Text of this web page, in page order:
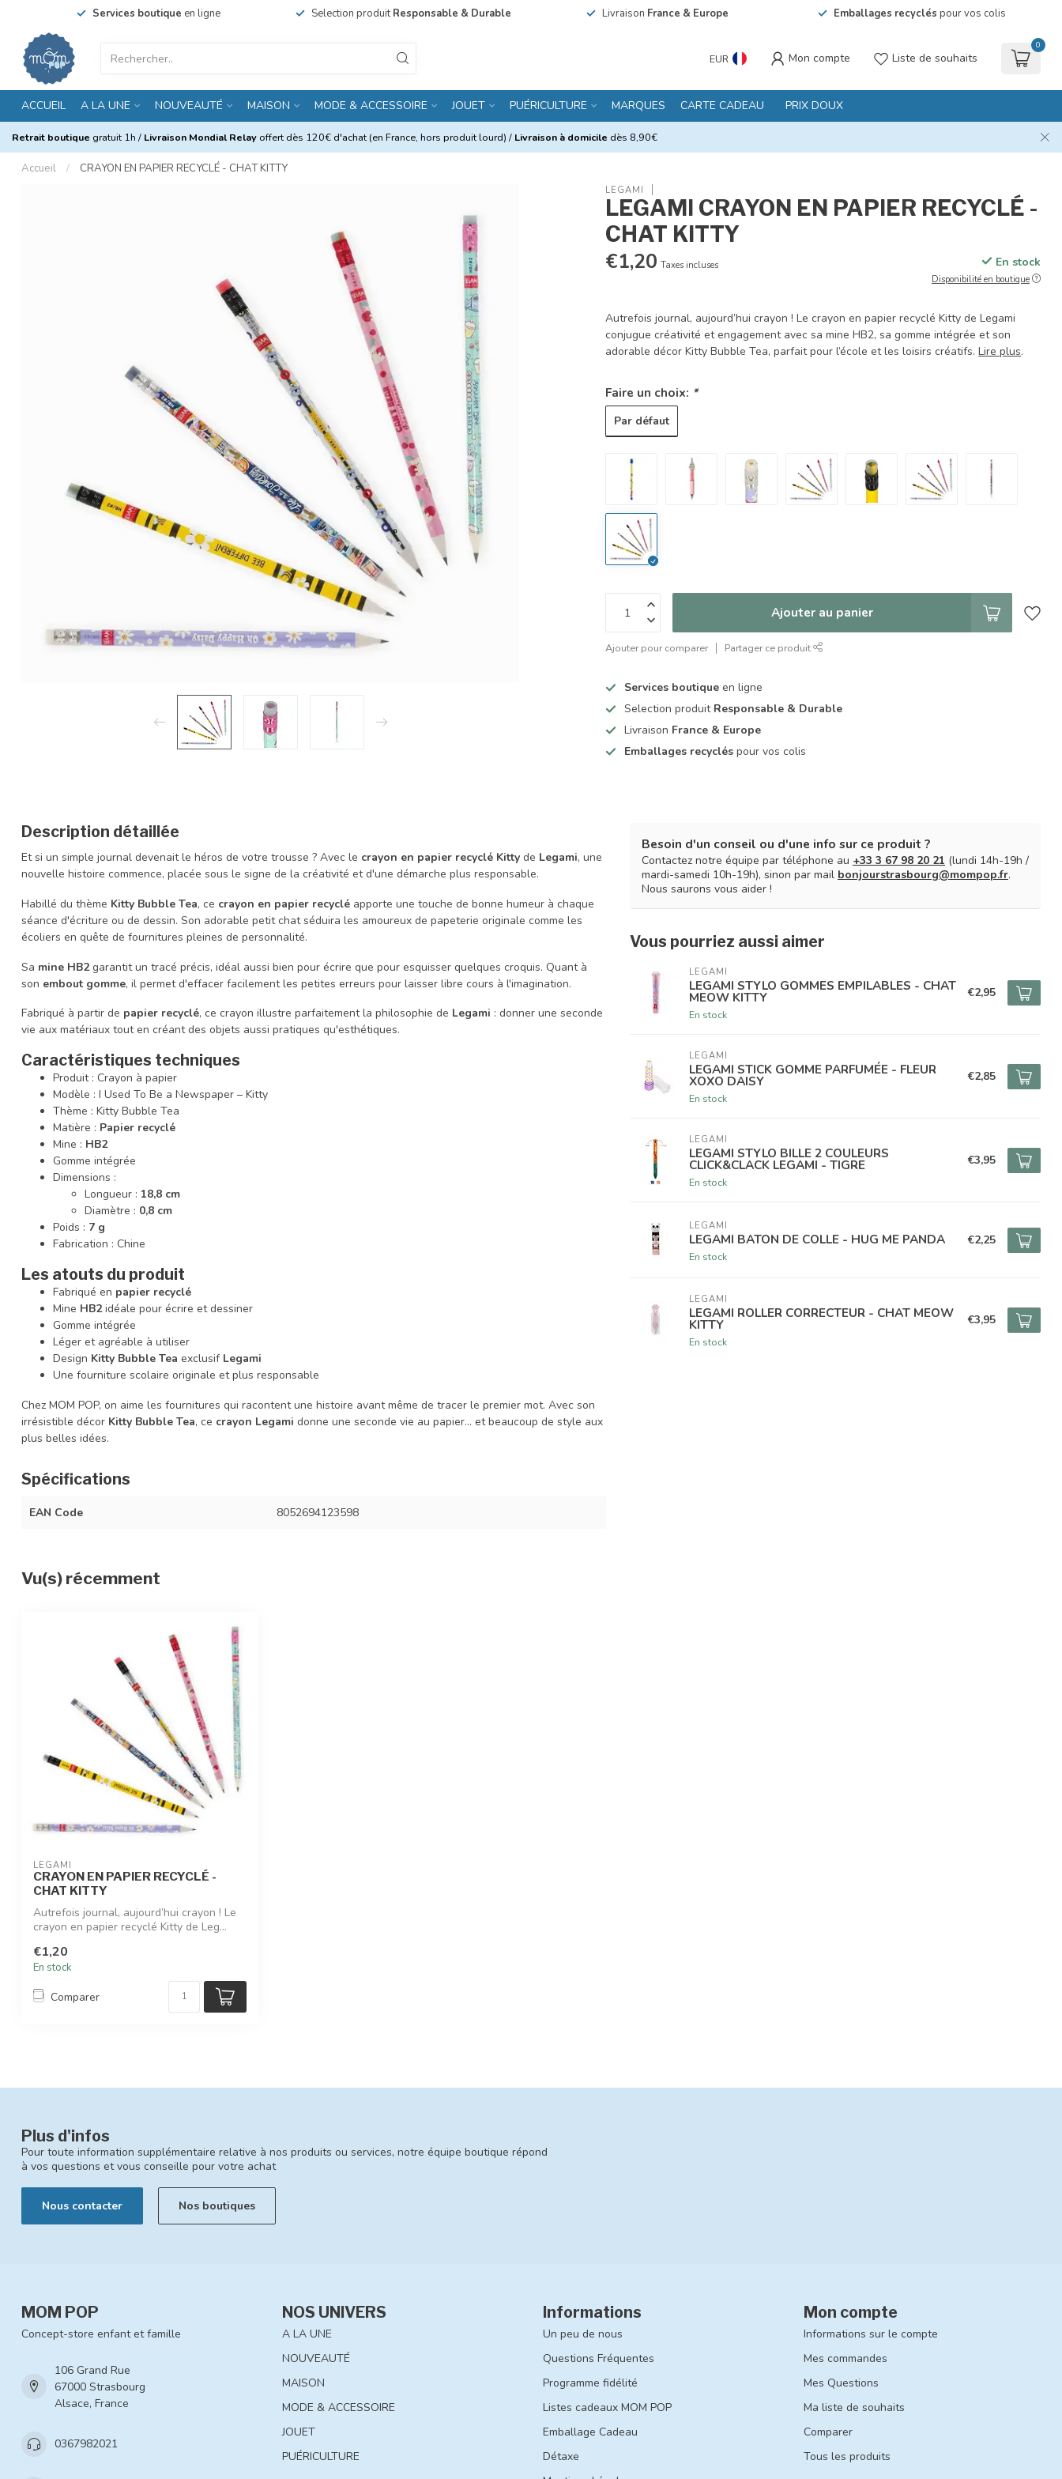
Services boutique en ligne Selection produitResponsable & Durable Livraison France & Europe Emballages recyclés pour vos colis
EUR Mon compte Liste de souhaits
0
ACCUEIL A LA UNE NOUVEAUTÉ MAISON MODE & ACCESSOIRE JOUET PUÉRICULTURE MARQUES CARTE CADEAU PRIX DOUX
Retrait boutique gratuit 1h / Livraison Mondial Relay offert dès 120€ d'achat (en France, hors produit lourd) / Livraison à domicile dès 8,90€
Accueil / CRAYON EN PAPIER RECYCLÉ - CHAT KITTY
LEGAMI
LEGAMI CRAYON EN PAPIER RECYCLÉ -
CHAT KITTY
€1,20 Taxes incluses En stock
Disponibilité en boutique
Autrefois journal, aujourd’hui crayon ! Le crayon en papier recyclé Kitty de Legami
conjugue créativité et engagement avec sa mine HB2, sa gomme intégrée et son
adorable décor Kitty Bubble Tea, parfait pour l’école et les loisirs créatifs.Lire plus.
Faire un choix: *
Par défaut
Ajouter au panier
Ajouter pour comparer Partager ce produit
Services boutique en ligne
Selection produit Responsable & Durable
Livraison France & Europe
Emballages recyclés pour vos colis
Description détaillée
Et si un simple journal devenait le héros de votre trousse ? Avec le crayon en papier recyclé Kitty de Legami, une
nouvelle histoire commence, placée sous le signe de la créativité et d'une démarche plus responsable.
Habillé du thème Kitty Bubble Tea, ce crayon en papier recyclé apporte une touche de bonne humeur à chaque
séance d'écriture ou de dessin. Son adorable petit chat séduira les amoureux de papeterie originale comme les
écoliers en quête de fournitures pleines de personnalité.
Sa mine HB2garantit un tracé précis, idéal aussi bien pour écrire que pour esquisser quelques croquis. Quant à
son embout gomme, il permet d'effacer facilement les petites erreurs pour laisser libre cours à l'imagination.
Fabriqué à partir de papier recyclé, ce crayon illustre parfaitement la philosophie de Legami : donner une seconde
vie aux matériaux tout en créant des objets aussi pratiques qu'esthétiques.
Caractéristiques techniques
Produit : Crayon à papier
Modèle : I Used To Be a Newspaper – Kitty
Thème : Kitty Bubble Tea
Matière : Papier recyclé
Mine : HB2
Gomme intégrée
Dimensions :
Longueur : 18,8 cm
Diamètre : 0,8 cm
Poids : 7 g
Fabrication : Chine
Les atouts du produit
Fabriqué en papier recyclé
Mine HB2idéale pour écrire et dessiner
Gomme intégrée
Léger et agréable à utiliser
Design Kitty Bubble Tea exclusif Legami
Une fourniture scolaire originale et plus responsable
Chez MOM POP, on aime les fournitures qui racontent une histoire avant même de tracer le premier mot. Avec son
irrésistible décor Kitty Bubble Tea, ce crayon Legami donne une seconde vie au papier… et beaucoup de style aux
plus belles idées.
Spécifications
EAN Code 8052694123598
Besoin d'un conseil ou d'une info sur ce produit ?
Contactez notre équipe par téléphone au +33 3 67 98 20 21 (lundi 14h-19h /
mardi-samedi 10h-19h), sinon par mail bonjourstrasbourg@mompop.fr.
Nous saurons vous aider !
Vous pourriez aussi aimer
LEGAMI
LEGAMI STYLO GOMMES EMPILABLES - CHAT
MEOW KITTY
En stock
€2,95
LEGAMI
LEGAMI STICK GOMME PARFUMÉE - FLEUR
XOXO DAISY
En stock
€2,85
LEGAMI
LEGAMI STYLO BILLE 2 COULEURS
CLICK&CLACK LEGAMI - TIGRE
En stock
€3,95
LEGAMI
LEGAMI BATON DE COLLE - HUG ME PANDA
En stock
€2,25
LEGAMI
LEGAMI ROLLER CORRECTEUR - CHAT MEOW
KITTY
En stock
€3,95
Vu(s) récemment
LEGAMI
CRAYON EN PAPIER RECYCLÉ -
CHAT KITTY
Autrefois journal, aujourd’hui crayon ! Le
crayon en papier recyclé Kitty de Leg...
€1,20
En stock
Comparer
Plus d'infos
Pour toute information supplémentaire relative à nos produits ou services, notre équipe boutique répond
à vos questions et vous conseille pour votre achat
Nous contacter Nos boutiques
MOM POP
Concept-store enfant et famille
106 Grand Rue
67000 Strasbourg
Alsace, France
0367982021
NOS UNIVERS
A LA UNE
NOUVEAUTÉ
MAISON
MODE & ACCESSOIRE
JOUET
PUÉRICULTURE
Informations
Un peu de nous
Questions Fréquentes
Programme fidélité
Listes cadeaux MOM POP
Emballage Cadeau
Détaxe
Mon compte
Informations sur le compte
Mes commandes
Mes Questions
Ma liste de souhaits
Comparer
Tous les produits